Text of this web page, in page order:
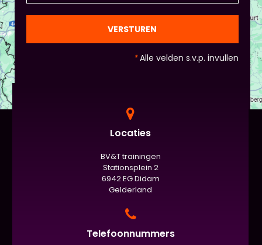
en die van Piet en vervolgens de deelnemers:
gezien de eindpresentaties van 5 minuten de
officiële/vaste werkvorm zijn. Voor beginners is het
nog met spiekbriefje). - Vergeet het
evaluatieformulier niet :)
VERSTUREN
*Alle velden s.v.p. invullen
Locaties
BV&T trainingen
Stationsplein 2
6942 EG Didam
Gelderland
Telefoonnummers